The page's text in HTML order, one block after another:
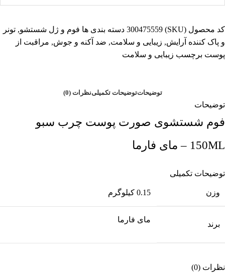
کد محصول (SKU) 300475559 دسته بندی ها فوم و ژل شستشو, تونر
و پاک کننده آرایش, زیبایی و سلامت, ضد آکنه و جوش, مراقبت از
پوست برچسب زیبایی و سلامت
توضیحاتتوضیحات تکمیلینظرات (0)
توضیحات
فوم شستشوی صورت پوست چرب سبو
150ML – مای فارما
توضیحات تکمیلی
وزن 0.15 کیلوگرم
برند
مای فارما
نظرات (0)